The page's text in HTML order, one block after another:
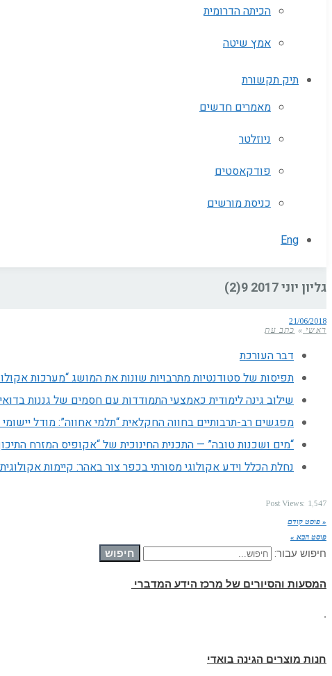
הכיתה הדרומית
אמץ שיטה
תיק תקשורת
מאמרים חדשים
ניוזלטר
פודקאסטים
כניסת מורשים
Eng
גליון יוני 2017 9(2)
ראשי » כתב עת
21/06/2018
דבר העורכת
תפיסות של סטודנטיות מתרבויות שונות את המושג “מערכות
שילוב גינה לימודית כאמצעי התמודדות עם חסמים של גננות
מפגשים רב-תרבותיים בחווה החקלאית “תלמי אחווה”: מודל יישומי
“מים ושכנות טובה” — התכנית החינוכית של “אקופיס המזרח
נחלת הכלל וידע אקולוגי מסורתי בכפר צור באהר: קיימות
Post Views: 1,547
« פוסט קודם
פוסט הבא »
חיפוש עבור: חיפוש
המסעות והסיורים של מרכז הידע המדברי
.
חנות מוצרים הגינה בואדי